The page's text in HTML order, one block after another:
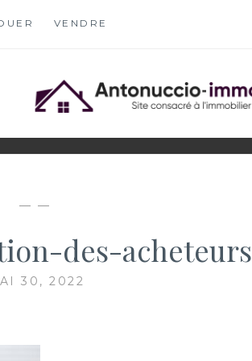
VENDRE
— —
des-acheteurs
30, 2022